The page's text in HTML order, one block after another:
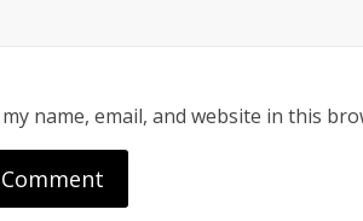
my name, email, and website in this